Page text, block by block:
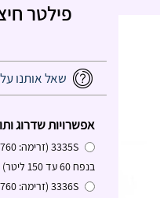
שאל אותנו
אפשרויות שדרוג
בנפח 60 עד 150 ליטר)